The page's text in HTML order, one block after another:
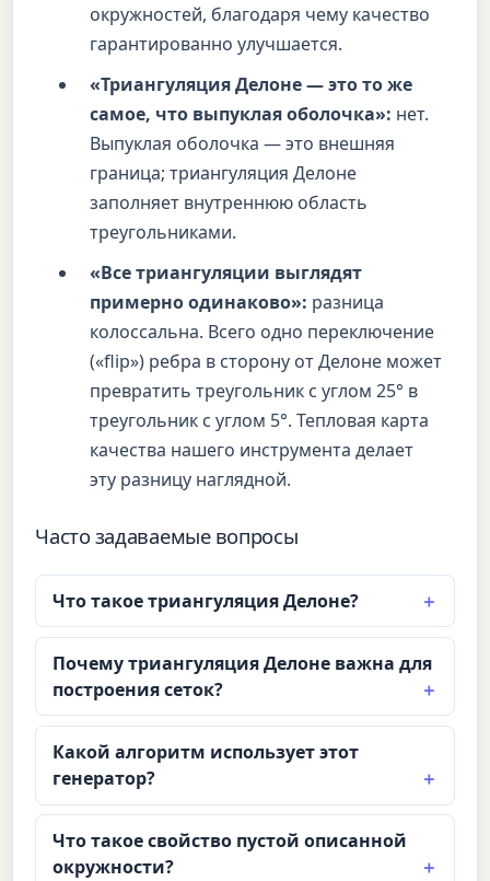
окружностей, благодаря чему качество
гарантированно улучшается.
«Триангуляция Делоне — это то же
самое, что выпуклая оболочка»: нет.
Выпуклая оболочка — это внешняя
граница; триангуляция Делоне
заполняет внутреннюю область
треугольниками.
«Все триангуляции выглядят
примерно одинаково»: разница
колоссальна. Всего одно переключение
(«flip») ребра в сторону от Делоне может
превратить треугольник с углом 25° в
треугольник с углом 5°. Тепловая карта
качества нашего инструмента делает
эту разницу наглядной.
Часто задаваемые вопросы
Что такое триангуляция Делоне?
Почему триангуляция Делоне важна для
построения сеток?
Какой алгоритм использует этот
генератор?
Что такое свойство пустой описанной
окружности?